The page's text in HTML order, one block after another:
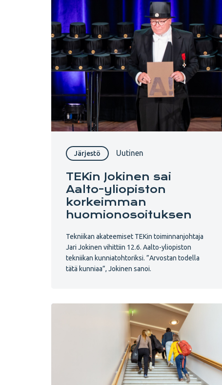
Järjestö Uutinen
TEKin Jokinen sai
Aalto-yliopiston
korkeimman
huomionosoituksen
Tekniikan akateemiset TEKin toiminnanjohtaja
Jari Jokinen vihittiin 12.6. Aalto-yliopiston
tekniikan kunniatohtoriksi. ”Arvostan todella
tätä kunniaa”, Jokinen sanoi.